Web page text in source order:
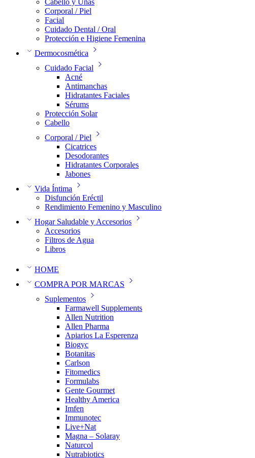
Cabello y Uñas
Corporal / Piel
Facial
Cuidado Dental / Oral
Protección e Higiene Femenina
Dermocosmética
Cuidado Facial
Acné
Antimanchas
Hidratantes Faciales
Sérums
Protección Solar
Cabello
Corporal / Piel
Cicatrices
Desodorantes
Hidratantes Corporales
Jabones
Vida Íntima
Disfunción Eréctil
Rendimiento Femenino y Masculino
Hogar Saludable y Accesorios
Accesorios
Filtros de Agua
Libros
HOME
COMPRA POR MARCAS
Suplementos
Farmawell Supplements
Allen Nutrition
Allen Pharma
Apiarios La Esperenza
Biogyc
Botanitas
Carlson
Fitomedics
Formulabs
Gente Gourmet
Healthy America
Imfen
Immunotec
Live+Nat
Magna – Solaray
Naturcol
Nutrabiotics